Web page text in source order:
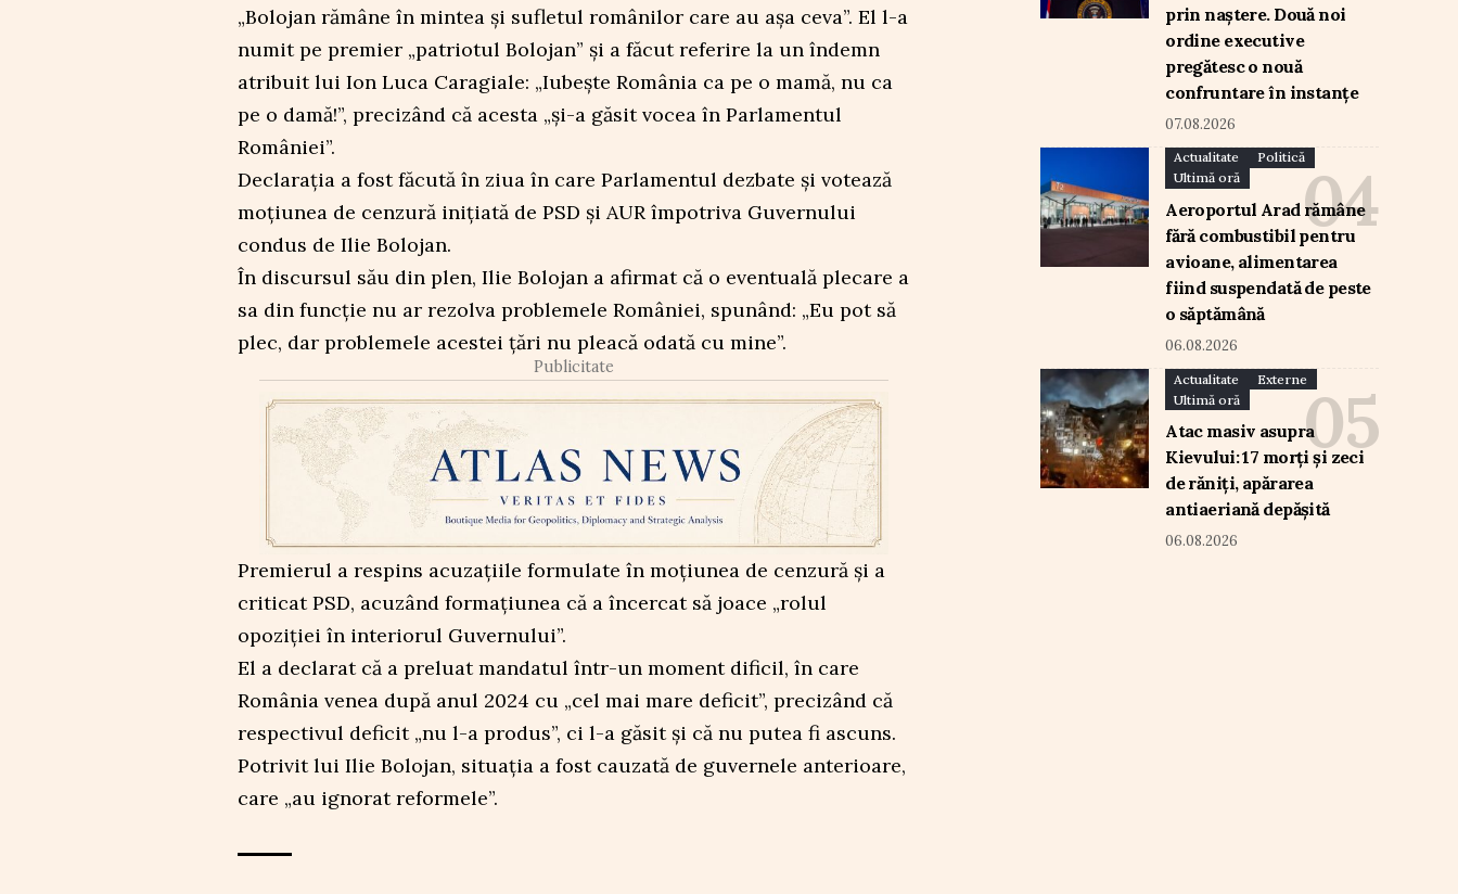
„Bolojan rămâne în mintea și sufletul românilor care au așa ceva”. El l-a
numit pe premier „patriotul Bolojan” și a făcut referire la un îndemn
atribuit lui Ion Luca Caragiale: „Iubește România ca pe o mamă, nu ca
pe o damă!”, precizând că acesta „și-a găsit vocea în Parlamentul
României”.
Declarația a fost făcută în ziua în care Parlamentul dezbate și votează
moțiunea de cenzură inițiată de PSD și AUR împotriva Guvernului
condus de Ilie Bolojan.
În discursul său din plen, Ilie Bolojan a afirmat că o eventuală plecare a
sa din funcție nu ar rezolva problemele României, spunând: „Eu pot să
plec, dar problemele acestei țări nu pleacă odată cu mine”.
Publicitate
Premierul a respins acuzațiile formulate în moțiunea de cenzură și a
criticat PSD, acuzând formațiunea că a încercat să joace „rolul
opoziției în interiorul Guvernului”.
El a declarat că a preluat mandatul într-un moment dificil, în care
România venea după anul 2024 cu „cel mai mare deficit”, precizând că
respectivul deficit „nu l-a produs”, ci l-a găsit și că nu putea fi ascuns.
Potrivit lui Ilie Bolojan, situația a fost cauzată de guvernele anterioare,
care „au ignorat reformele”.
prin naștere. Două noi
ordine executive
pregătesc o nouă
confruntare în instanțe
07.08.2026
Actualitate
Politică
Ultimă oră
Aeroportul Arad rămâne
fără combustibil pentru
avioane, alimentarea
fiind suspendată de peste
o săptămână
06.08.2026
Actualitate
Externe
Ultimă oră
Atac masiv asupra
Kievului: 17 morți și zeci
de răniți, apărarea
antiaeriană depășită
06.08.2026